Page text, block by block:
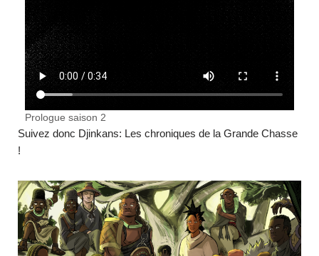
Prologue saison 2
Suivez donc Djinkans: Les chroniques de la Grande Chasse
!